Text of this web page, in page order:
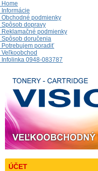
Home
Informácie
Obchodné podmienky
Spôsob dopravy
Reklamačné podmienky
Spôsob doručenia
Potrebujem poradiť
Veľkoobchod
Infolinka 0948-083787
ÚČET